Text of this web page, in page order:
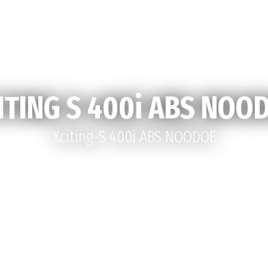
S 400i ABS
Xciting-S 400i ABS NOODOE